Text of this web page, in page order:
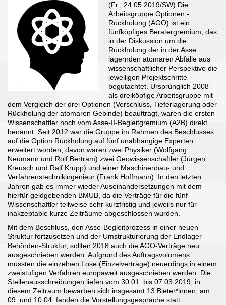
(Fr., 24.05.2019/SW) Die
Arbeitsgruppe Optionen -
Rückholung (AGO) ist ein
fünfköpfiges Beratergremium, das
in der Diskussion um die
Rückholung der in der Asse
lagernden atomaren Abfälle aus
wissenschaftlicher Perspektive die
jeweiligen Projektschritte
begutachtet. Ursprünglich 2008
als dreiköpfige Arbeitsgruppe mit
dem Vergleich der drei Optionen (Verschluss, Tieferlagerung oder
Rückholung der atomaren Gebinde) beauftragt, waren die ersten
Wissenschaftler noch vom Asse-II-Begleitgremium (A2B) direkt
benannt. Seit 2012 war die Gruppe im Rahmen des Beschlusses
auf die Option Rückholung auf fünf unabhängige Experten
erweitert worden, davon waren zwei Physiker (Wolfgang
Neumann und Rolf Bertram) zwei Geowissenschaftler (Jürgen
Kreusch und Ralf Krupp) und einer Maschinenbau- und
Verfahrenstechnikingenieur (Frank Hoffmann). In den letzten
Jahren gab es immer wieder Auseinandersetzungen mit dem
hierfür geldgebenden BMUB, da die Verträge für die fünf
Wissenschaftler teilweise sehr kurzfristig und jeweils nur für
inakzeptable kurze Zeiträume abgeschlossen wurden.
Mit dem Beschluss, den Asse-Begleitprozess in einer neuen
Struktur fortzusetzen und der Umstrukturierung der Endlager-
Behörden-Struktur, sollten 2018 auch die AGO-Verträge neu
ausgeschrieben werden. Aufgrund des Auftragsvolumens
mussten die einzelnen Lose (Einzelverträge) neuerdings in einem
zweistufigen Verfahren europaweit ausgeschrieben werden. Die
Stellenausschreibungen liefen vom 30.01. bis 07.03.2019, in
diesem Zeitraum bewarben sich insgesamt 13 Bieter*innen, am
09. und 10.04. fanden die Vorstellungsgespräche statt.